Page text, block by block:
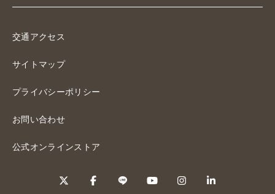
交通アクセス
サイトマップ
プライバシーポリシー
お問い合わせ
公式オンラインストア